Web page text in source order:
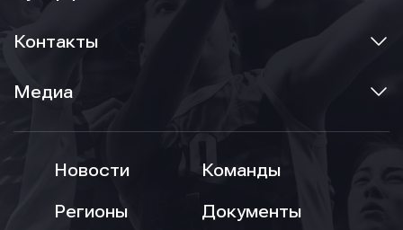
Контакты
Медиа
Новости
Команды
Регионы
Документы